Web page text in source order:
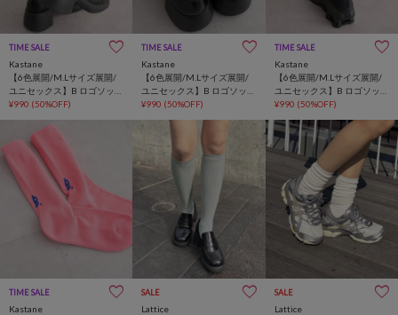
TIME SALE
Kastane
【6色展開/M.Lサイズ展開/
ユニセックス】B ロゴソック
ス
¥990 (50%OFF)
TIME SALE
Kastane
【6色展開/M.Lサイズ展開/
ユニセックス】B ロゴソック
ス
¥990 (50%OFF)
TIME SALE
Kastane
【6色展開/M.Lサイズ展開/
ユニセックス】B ロゴソック
ス
¥990 (50%OFF)
TIME SALE
Kastane
SALE
Lattice
SALE
Lattice